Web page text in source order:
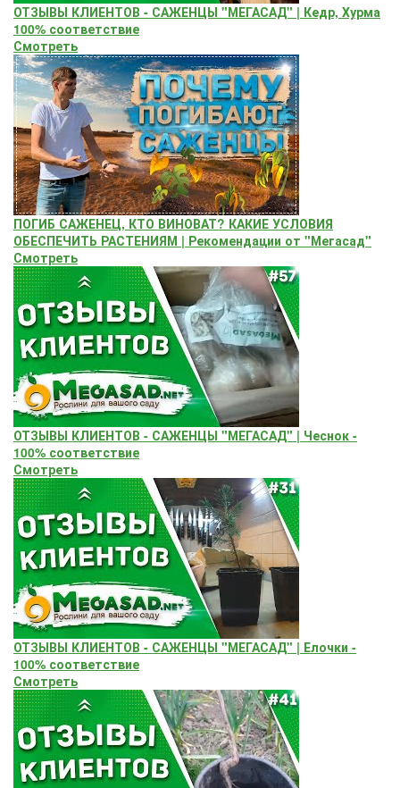
ОТЗЫВЫ КЛИЕНТОВ - САЖЕНЦЫ "МЕГАСАД" | Кедр, Хурма
100% соответствие
Смотреть
ПОГИБ САЖЕНЕЦ, КТО ВИНОВАТ? КАКИЕ УСЛОВИЯ
ОБЕСПЕЧИТЬ РАСТЕНИЯМ | Рекомендации от "Мегасад"
Смотреть
ОТЗЫВЫ КЛИЕНТОВ - САЖЕНЦЫ "МЕГАСАД" | Чеснок -
100% соответствие
Смотреть
ОТЗЫВЫ КЛИЕНТОВ - САЖЕНЦЫ "МЕГАСАД" | Елочки -
100% соответствие
Смотреть